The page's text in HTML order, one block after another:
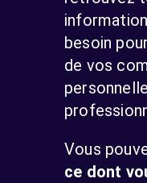
besoin
de vos
Vous
ce dont